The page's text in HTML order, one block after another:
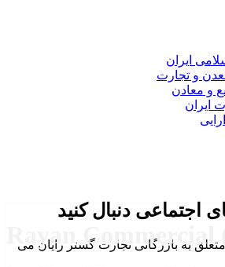
Rayan Commercial
ایران
و تجارت
و معادن
ایران
اجتماعی دنبال کنید
به بازرگانی تجارت گستر رایان می